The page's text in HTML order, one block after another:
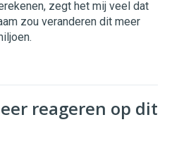
zegt het mij veel dat
zou veranderen dit meer
reageren op dit